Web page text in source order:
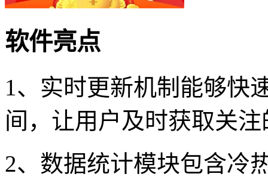
软件亮点
1、实时更新机制能够快
间，让用户及时获取关
2、数据统计模块包含冷